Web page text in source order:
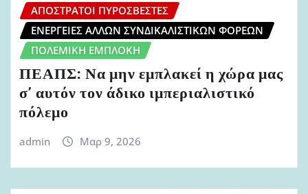
ΑΠΌΣΤΡΑΤΟΙ ΠΥΡΟΣΒΈΣΤΕΣ
ΕΝΈΡΓΕΙΕΣ ΆΛΛΩΝ ΣΥΝΔΙΚΑΛΙΣΤΙΚΏΝ ΦΟΡΈΩΝ
ΠΟΛΕΜΙΚΉ ΕΜΠΛΟΚΉ
ΠΕΑΠΣ: Να μην εμπλακεί η χώρα μας
σ’ αυτόν τον άδικο ιμπεριαλιστικό
πόλεμο
admin Μαρ 9, 2026